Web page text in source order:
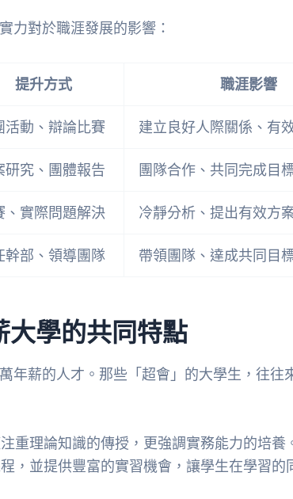
力對於職涯發展的影響：
提升方式 職涯影響
活動、辯論比賽 建立良好人際關係、有
研究、團體報告 團隊合作、共同完成目
、實際問題解決 冷靜分析、提出有效方
幹部、領導團隊 帶領團隊、達成共同目
大學的共同特點
年薪的人才。那些「超會」的大學生，往往
重理論知識的傳授，更強調實務能力的培養
，並提供豐富的實習機會，讓學生在學習的